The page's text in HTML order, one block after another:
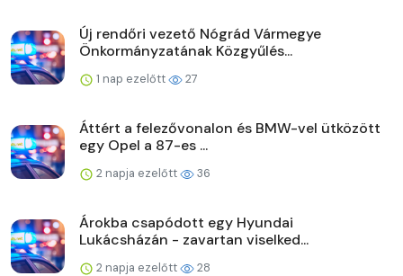
Új rendőri vezető Nógrád Vármegye
Önkormányzatának Közgyűlés...
1 nap ezelőtt 27
Áttért a felezővonalon és BMW-vel ütközött
egy Opel a 87-es ...
2 napja ezelőtt 36
Árokba csapódott egy Hyundai
Lukácsházán - zavartan viselked...
2 napja ezelőtt 28